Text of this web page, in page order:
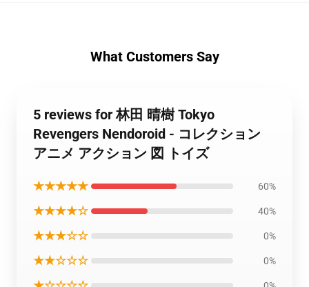
What Customers Say
5 reviews for 林田 晴樹 Tokyo
Revengers Nendoroid - コレクション
アニメ アクション 図 トイズ
★★★★★ 60%
★★★★☆ 40%
★★★☆☆ 0%
★★☆☆☆ 0%